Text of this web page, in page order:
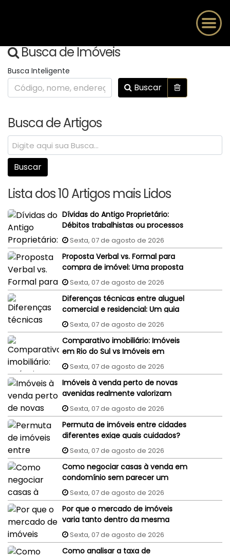
Busca de Imóveis
Busca Inteligente
Buscar
Busca de Artigos
Lista dos 10 Artigos mais Lidos
Dívidas do Antigo Proprietário:
Débitos trabalhistas ou processos
judiciais do vendedor podem
penhorar o imóvel recém-
comprado?
Sexta, 07 de agosto de 2026
Proposta Verbal vs. Formal para
compra de imóvel: Uma proposta
aceita por WhatsApp ou e-mail
tem validade jurídica?
Sexta, 07 de agosto de 2026
Diferenças técnicas entre aluguel
comercial e residencial: Um guia
completo
Sexta, 07 de agosto de 2026
Comparativo imobiliário: Imóveis
em Rio do Sul vs Imóveis em
Florianópolis (interior x capital)
Sexta, 07 de agosto de 2026
Imóveis à venda perto de novas
avenidas realmente valorizam
mais?
Sexta, 07 de agosto de 2026
Permuta de imóveis entre cidades
diferentes exige quais cuidados?
Sexta, 07 de agosto de 2026
Como negociar casas à venda em
condomínio sem parecer um
comprador despreparado?
Sexta, 07 de agosto de 2026
Por que o mercado de imóveis
varia tanto dentro da mesma
cidade?
Sexta, 07 de agosto de 2026
Como analisar a taxa de